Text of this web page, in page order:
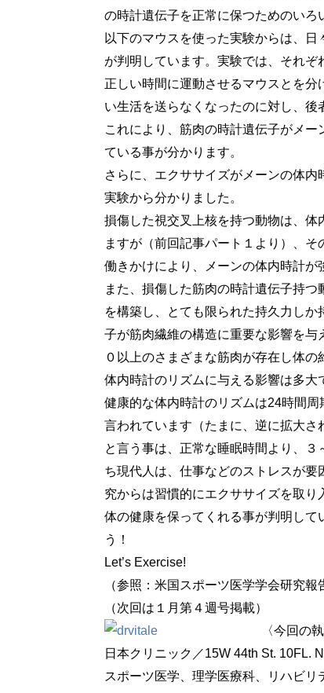
の時計遺伝子を正常に保つためのいろ
以下のマウスを使った実験からは、
が判明しています。実験では、それ
正しい時間に運動させるマウスとを
い生活を送らなくなったのに対し、後
これにより、筋肉の時計遺伝子がメ
ている事が分かります。
さらに、エクササイズがメーンの体
実験から分かりました。
損傷した視交叉上核を持つ動物は、
ますが（前回記事パート１より）、
働きかけにより、メーンの体内時計が
また、損傷した筋肉の時計遺伝子持
を構築し、とても限られた持久力し
子が筋肉繊維の構造に重要な影響を与
０以上のさまざまな筋肉が存在し体
体内時計のリズムに与える影響は多大
健康的な体内時計のリズムは24時間
言われています（たまに、逆に拡大さ
と言う事は、正常な睡眠時間より、
ち現代人は、仕事などのストレスが
究からは習慣的にエクササイズを取
体の健康を保ってくれる事が判明して
う！
Let’s Exercise!
（参照：米国スポーツ医学学会研究報
（次回は１月第４週号掲載）
〈今回の
日本クリニック／15W 44th St. 10FL.
スポーツ医学、理学医療科、リハビリ